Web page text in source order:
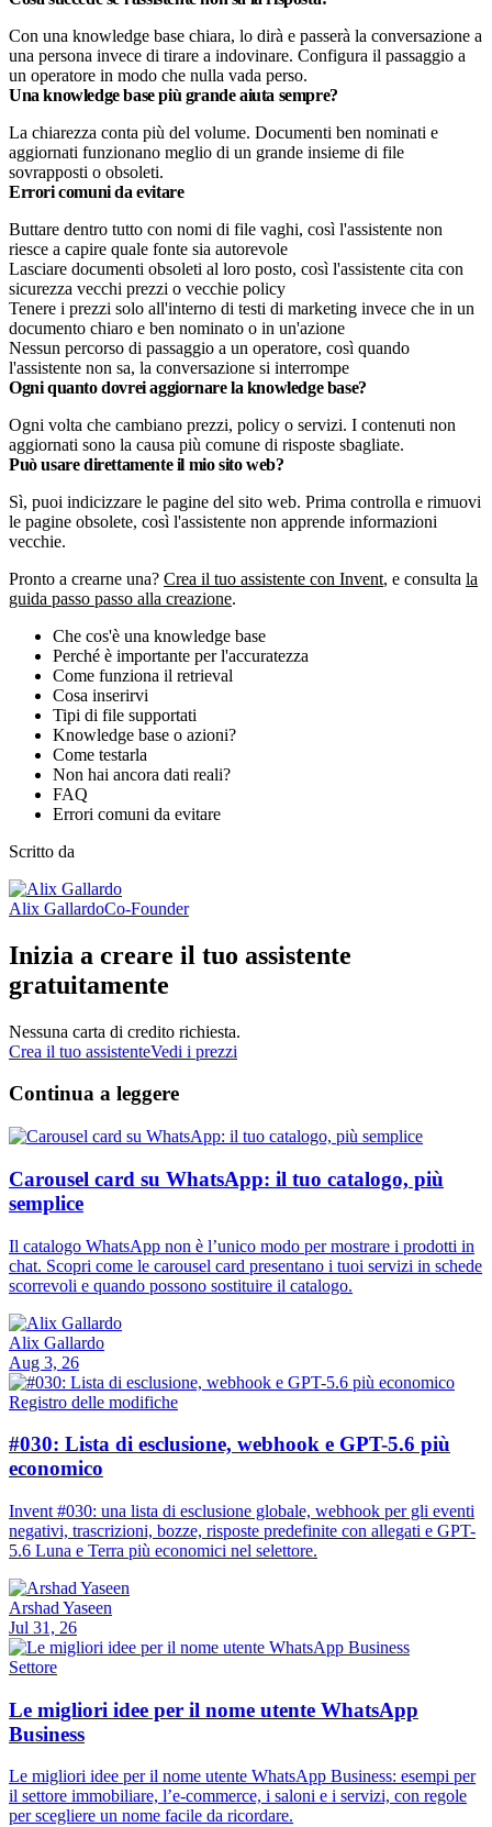
Con una knowledge base chiara, lo dirà e passerà la conversazione a
una persona invece di tirare a indovinare. Configura il passaggio a
un operatore in modo che nulla vada perso.
Una knowledge base più grande aiuta sempre?
La chiarezza conta più del volume. Documenti ben nominati e
aggiornati funzionano meglio di un grande insieme di file
sovrapposti o obsoleti.
Errori comuni da evitare
Buttare dentro tutto con nomi di file vaghi, così l'assistente non
riesce a capire quale fonte sia autorevole
Lasciare documenti obsoleti al loro posto, così l'assistente cita con
sicurezza vecchi prezzi o vecchie policy
Tenere i prezzi solo all'interno di testi di marketing invece che in un
documento chiaro e ben nominato o in un'azione
Nessun percorso di passaggio a un operatore, così quando
l'assistente non sa, la conversazione si interrompe
Ogni quanto dovrei aggiornare la knowledge base?
Ogni volta che cambiano prezzi, policy o servizi. I contenuti non
aggiornati sono la causa più comune di risposte sbagliate.
Può usare direttamente il mio sito web?
Sì, puoi indicizzare le pagine del sito web. Prima controlla e rimuovi
le pagine obsolete, così l'assistente non apprende informazioni
vecchie.
Pronto a crearne una? Crea il tuo assistente con Invent, e consulta la
guida passo passo alla creazione.
Che cos'è una knowledge base
Perché è importante per l'accuratezza
Come funziona il retrieval
Cosa inserirvi
Tipi di file supportati
Knowledge base o azioni?
Come testarla
Non hai ancora dati reali?
FAQ
Errori comuni da evitare
Scritto da
Alix GallardoCo-Founder
Inizia a creare il tuo assistente
gratuitamente
Nessuna carta di credito richiesta.
Crea il tuo assistenteVedi i prezzi
Continua a leggere
Carousel card su WhatsApp: il tuo catalogo, più
semplice
Il catalogo WhatsApp non è l’unico modo per mostrare i prodotti in
chat. Scopri come le carousel card presentano i tuoi servizi in schede
scorrevoli e quando possono sostituire il catalogo.
Alix Gallardo
Aug 3, 26
Registro delle modifiche
#030: Lista di esclusione, webhook e GPT-5.6 più
economico
Invent #030: una lista di esclusione globale, webhook per gli eventi
negativi, trascrizioni, bozze, risposte predefinite con allegati e GPT-
5.6 Luna e Terra più economici nel selettore.
Arshad Yaseen
Jul 31, 26
Settore
Le migliori idee per il nome utente WhatsApp
Business
Le migliori idee per il nome utente WhatsApp Business: esempi per
il settore immobiliare, l’e-commerce, i saloni e i servizi, con regole
per scegliere un nome facile da ricordare.